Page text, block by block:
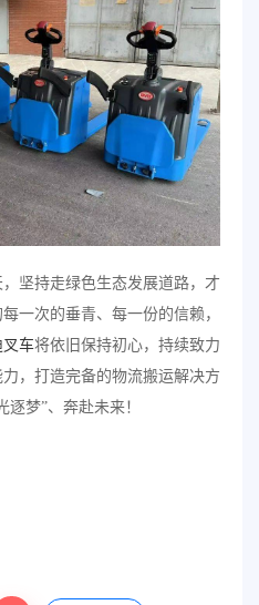
坚持走绿色生态发展道路，才
一次的垂青、每一份的信赖，
叉车将依旧保持初心，持续致力
，打造完备的物流搬运解决方
梦”、奔赴未来！